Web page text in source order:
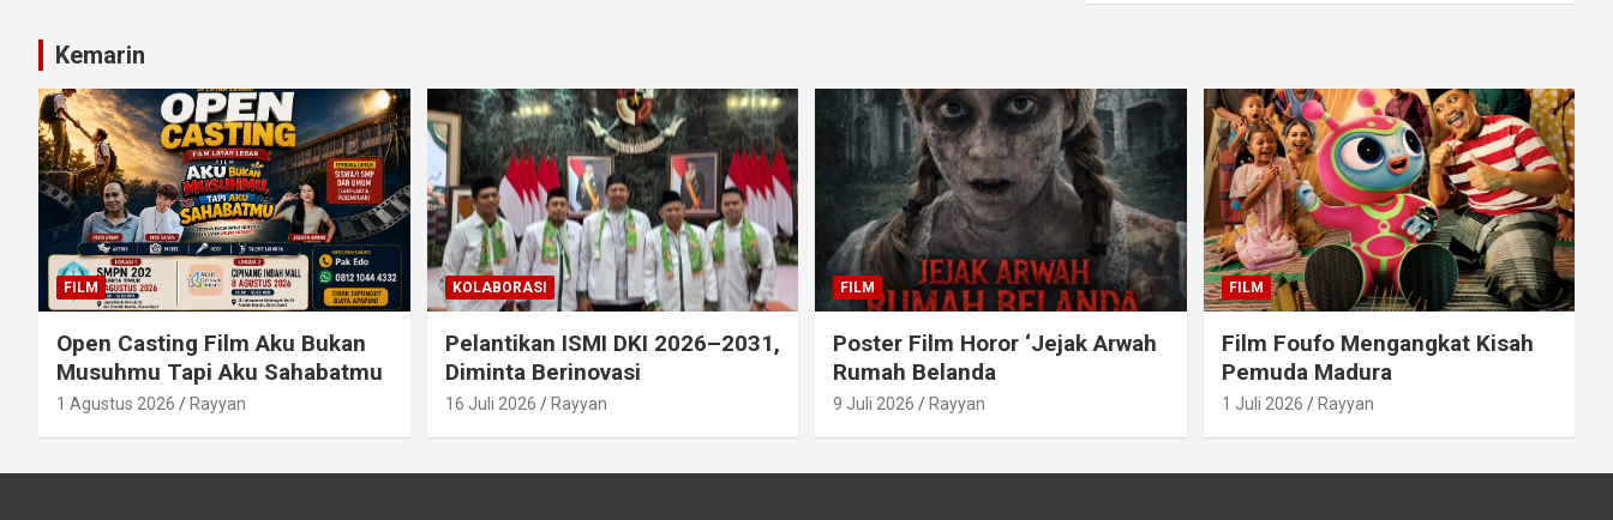
Kemarin
FILM
Open Casting Film Aku Bukan
Musuhmu Tapi Aku Sahabatmu
1 Agustus 2026 Rayyan
KOLABORASI
Pelantikan ISMI DKI 2026–2031,
Diminta Berinovasi
16 Juli 2026 Rayyan
FILM
Poster Film Horor ‘Jejak Arwah
Rumah Belanda
9 Juli 2026 Rayyan
FILM
Film Foufo Mengangkat Kisah
Pemuda Madura
1 Juli 2026 Rayyan